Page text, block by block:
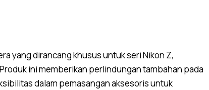
yang dirancang khusus untuk seri Nikon Z,
ini memberikan perlindungan tambahan pada
dalam pemasangan aksesoris untuk